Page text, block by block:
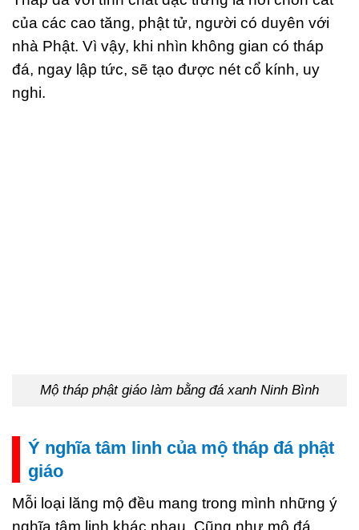
của các cao tăng, phật tử, người có duyên với
nhà Phật. Vì vậy, khi nhìn không gian có tháp
đá, ngay lập tức, sẽ tạo được nét cổ kính, uy
nghi.
Mộ tháp phật giáo làm bằng đá xanh Ninh Bình
Ý nghĩa tâm linh của mộ tháp đá phật
giáo
Mỗi loại lăng mộ đều mang trong mình những ý